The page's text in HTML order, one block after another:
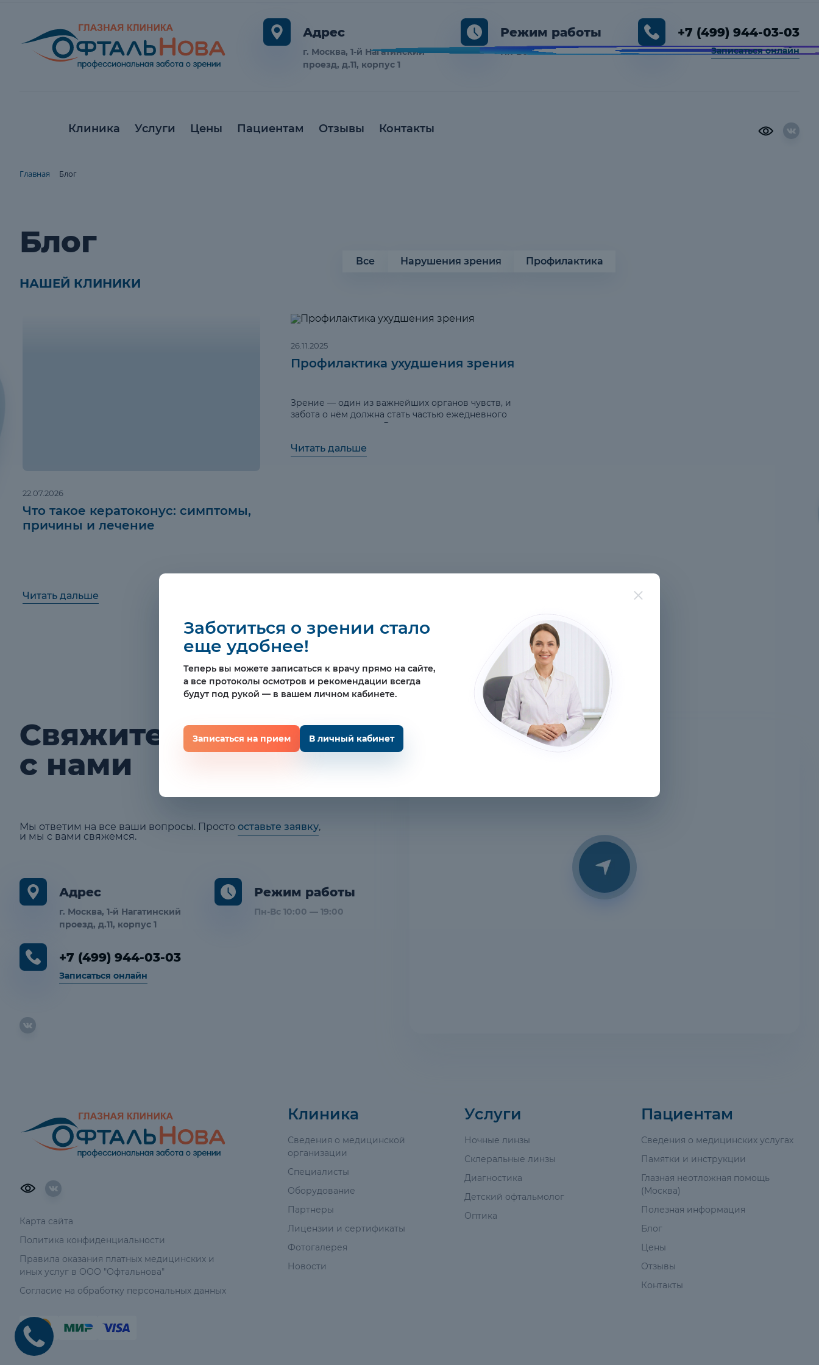
Адрес
г. Москва, 1-й Нагатинский
проезд, д.11, корпус 1
Режим работы
Пн-Вс 10:00 — 19:00
+7 (499) 944-03-03
Записаться онлайн
Клиника Услуги Цены Пациентам Отзывы Контакты
Главная Блог
Блог
НАШЕЙ КЛИНИКИ
Все Нарушения зрения Профилактика
22.07.2026
Что такое кератоконус: симптомы,
причины и лечение
Читать дальше
26.11.2025
Профилактика ухудшения зрения
Зрение — один из важнейших органов чувств, и
забота о нём должна стать частью ежедневного
ухода за здоровьем. Важно помнить, что многие
замедлить их развитие, если вовремя принять
Читать дальше
Свяжитесь
с нами
Мы ответим на все ваши вопросы. Просто оставьте заявку,
и мы с вами свяжемся.
Адрес
г. Москва, 1-й Нагатинский
проезд, д.11, корпус 1
Режим работы
Пн-Вс 10:00 — 19:00
+7 (499) 944-03-03
Записаться онлайн
Карта сайта
Политика конфиденциальности
Правила оказания платных медицинских и
иных услуг в ООО "Офтальнова"
Согласие на обработку персональных данных
Клиника
Сведения о медицинской
организации
Специалисты
Оборудование
Партнеры
Лицензии и сертификаты
Фотогалерея
Новости
Услуги
Ночные линзы
Склеральные линзы
Диагностика
Детский офтальмолог
Оптика
Пациентам
Сведения о медицинских услугах
Памятки и инструкции
Глазная неотложная помощь
(Москва)
Полезная информация
Блог
Цены
Отзывы
Контакты
Заботиться о зрении стало
еще удобнее!
Теперь вы можете записаться к врачу прямо на сайте,
а все протоколы осмотров и рекомендации всегда
будут под рукой — в вашем личном кабинете.
Записаться на прием В личный кабинет